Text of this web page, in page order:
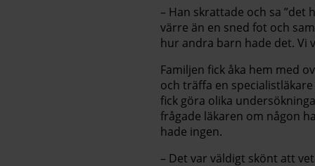
– Han skrattade och sa
värre än en sned fot och
hur andra barn hade det. Vi
Familjen fick åka hem med
och träffa en
fick göra olika
frågade läkaren om någon
hade ingen.
– Det var väldigt skönt att